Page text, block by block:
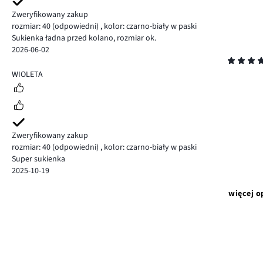
Zweryfikowany zakup
rozmiar: 40 (odpowiedni) , kolor: czarno-biały w paski
Sukienka ładna przed kolano, rozmiar ok.
2026-06-02
5
WIOLETA
Zweryfikowany zakup
rozmiar: 40 (odpowiedni) , kolor: czarno-biały w paski
Super sukienka
2025-10-19
więcej